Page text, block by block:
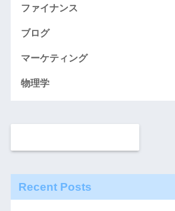
ファイナンス
ブログ
マーケティング
物理学
Recent Posts